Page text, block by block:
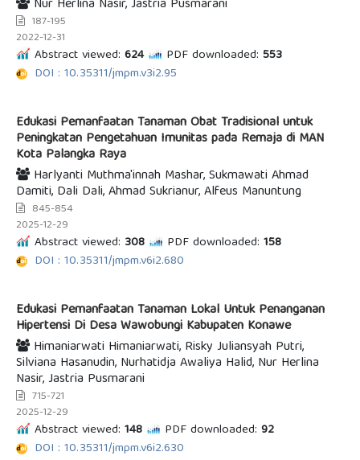
Nur Herlina Nasir, Jastria Pusmarani
187-195
2022-12-31
Abstract viewed: 624 PDF downloaded: 553
DOI : 10.35311/jmpm.v3i2.95
Edukasi Pemanfaatan Tanaman Obat Tradisional untuk
Peningkatan Pengetahuan Imunitas pada Remaja di MAN
Kota Palangka Raya
Harlyanti Muthma'innah Mashar, Sukmawati Ahmad
Damiti, Dali Dali, Ahmad Sukrianur, Alfeus Manuntung
845-854
2025-12-29
Abstract viewed: 308 PDF downloaded: 158
DOI : 10.35311/jmpm.v6i2.680
Edukasi Pemanfaatan Tanaman Lokal Untuk Penanganan
Hipertensi Di Desa Wawobungi Kabupaten Konawe
Himaniarwati Himaniarwati, Risky Juliansyah Putri,
Silviana Hasanudin, Nurhatidja Awaliya Halid, Nur Herlina
Nasir, Jastria Pusmarani
715-721
2025-12-29
Abstract viewed: 148 PDF downloaded: 92
DOI : 10.35311/jmpm.v6i2.630